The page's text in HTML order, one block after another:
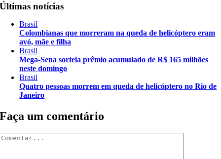
Últimas notícias
Brasil
Colombianas que morreram na queda de helicóptero eram
avó, mãe e filha
Brasil
Mega-Sena sorteia prêmio acumulado de R$ 165 milhões
neste domingo
Brasil
Quatro pessoas morrem em queda de helicóptero no Rio de
Janeiro
Faça um comentário